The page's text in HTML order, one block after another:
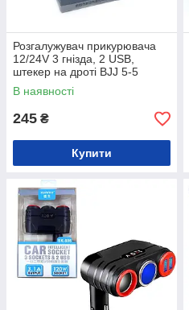
Розгалужувач прикурювача
12/24V 3 гнізда, 2 USB,
штекер на дроті BJJ 5-5
В наявності
245 ₴
Купити